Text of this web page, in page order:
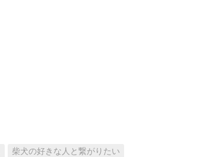
柴犬の好きな人と繋がりたい